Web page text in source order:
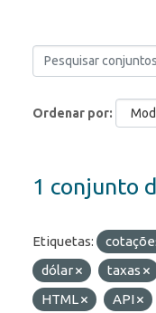
Ordenar por
1 conjunto
Etiquetas:
dólar
taxas
HTML
API